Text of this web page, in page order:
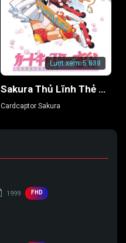
Lượt xem:5.838
Sakura Thủ Lĩnh Thẻ Bài
Cardcaptor Sakura
1999 FHD